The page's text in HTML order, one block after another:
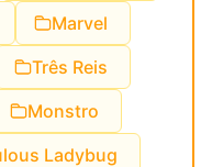
Marvel
Três Reis
Monstro
Ladybug